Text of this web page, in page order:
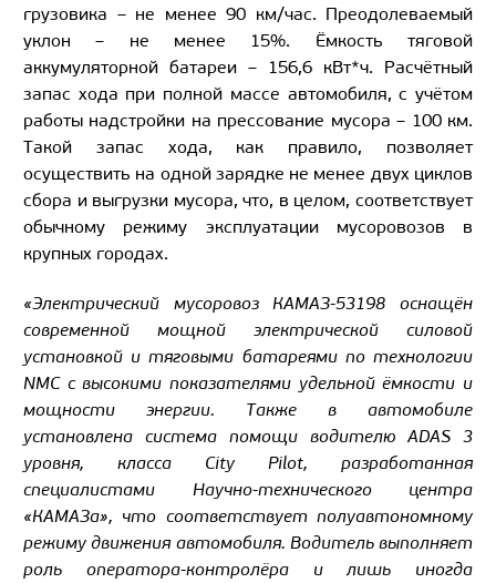
грузовика – не менее 90 км/час. Преодолеваемый
уклон – не менее 15%. Ёмкость тяговой
аккумуляторной батареи – 156,6 кВт*ч. Расчётный
запас хода при полной массе автомобиля, с учётом
работы надстройки на прессование мусора – 100 км.
Такой запас хода, как правило, позволяет
осуществить на одной зарядке не менее двух циклов
сбора и выгрузки мусора, что, в целом, соответствует
обычному режиму эксплуатации мусоровозов в
крупных городах.
«Электрический мусоровоз КАМАЗ-53198 оснащён
современной мощной электрической силовой
установкой и тяговыми батареями по технологии
NMCс высокими показателями удельной ёмкости и
мощности энергии. Также в автомобиле
установлена система помощи водителю ADAS 3
уровня, класса City Pilot, разработанная
специалистами Научно-технического центра
«КАМАЗа», что соответствует полуавтономному
режиму движения автомобиля. Водитель выполняет
роль оператора-контролёра и лишь иногда